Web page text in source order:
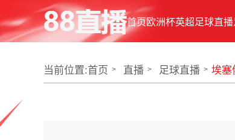
首页欧洲杯英超足球直播
当前位置:首页 直播 足球直播 埃塞